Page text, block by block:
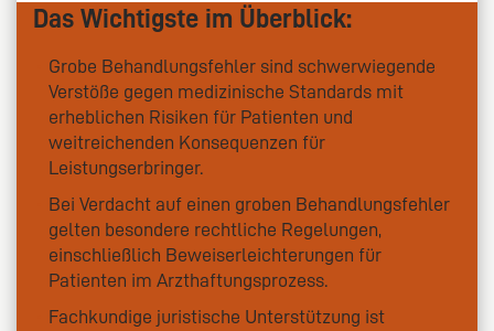
Das Wichtigste im Überblick:
Grobe Behandlungsfehler sind schwerwiegende
Verstöße gegen medizinische Standards mit
erheblichen Risiken für Patienten und
weitreichenden Konsequenzen für
Leistungserbringer.
Bei Verdacht auf einen groben Behandlungsfehler
gelten besondere rechtliche Regelungen,
einschließlich Beweiserleichterungen für
Patienten im Arzthaftungsprozess.
Fachkundige juristische Unterstützung ist